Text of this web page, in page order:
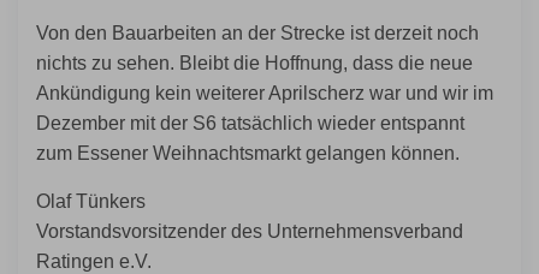
Von den Bauarbeiten an der Strecke ist derzeit noch
nichts zu sehen. Bleibt die Hoffnung, dass die neue
Ankündigung kein weiterer Aprilscherz war und wir im
Dezember mit der S6 tatsächlich wieder entspannt
zum Essener Weihnachtsmarkt gelangen können.
Olaf Tünkers
Vorstandsvorsitzender des Unternehmensverband
Ratingen e.V.